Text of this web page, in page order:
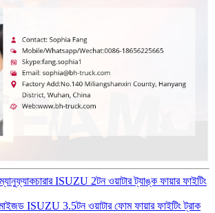
ম্যানুফ্যাকচারার ISUZU 2টন ওয়াটার ট্যাঙ্ক ফায়ার ফাইটিং
ISUZU 3.5টন ওয়াটার ফোম ফায়ার ফাইটিং ট্রাক